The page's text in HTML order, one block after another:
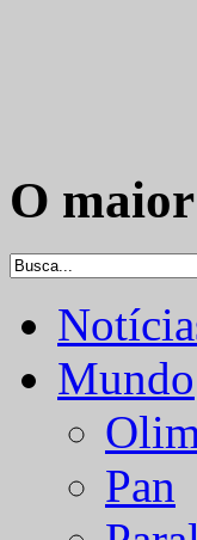
O
Mundo
Pan